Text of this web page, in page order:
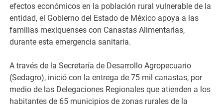
efectos económicos en la población rural vulnerable de la
entidad, el Gobierno del Estado de México apoya a las
familias mexiquenses con Canastas Alimentarias,
durante esta emergencia sanitaria.
A través de la Secretaría de Desarrollo Agropecuario
(Sedagro), inició con la entrega de 75 mil canastas, por
medio de las Delegaciones Regionales que atienden a los
habitantes de 65 municipios de zonas rurales de la